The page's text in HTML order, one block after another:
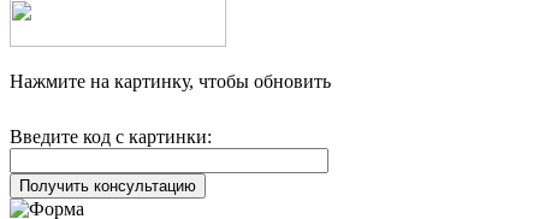
Нажмите на картинку, чтобы обновить
Введите код с картинки: